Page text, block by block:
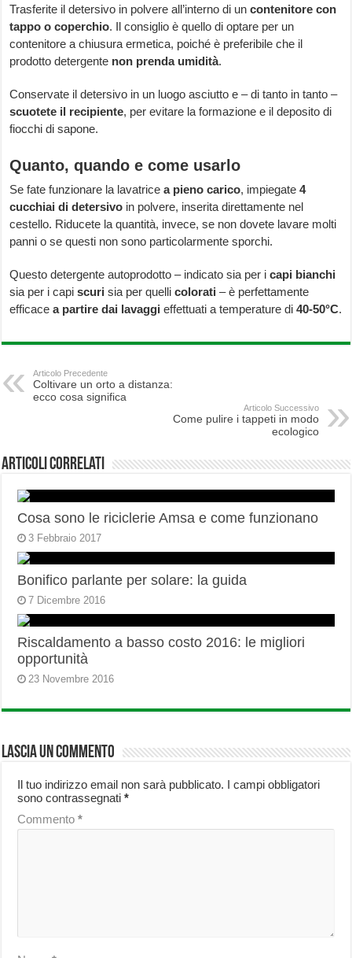
Trasferite il detersivo in polvere all’interno di uncontenitore con
tappo o coperchio. Il consiglio è quello di optare per un
contenitore a chiusura ermetica, poiché è preferibile che il
prodotto detergente non prenda umidità.
Conservate il detersivo in un luogo asciutto e – di tanto in tanto –
scuotete il recipiente, per evitare la formazione e il deposito di
fiocchi di sapone.
Quanto, quando e come usarlo
Se fate funzionare la lavatrice a pieno carico, impiegate4
cucchiai di detersivo in polvere, inserita direttamente nel
cestello. Riducete la quantità, invece, se non dovete lavare molti
panni o se questi non sono particolarmente sporchi.
Questo detergente autoprodotto – indicato sia per icapi bianchi
sia per i capiscuri sia per quelli colorati – è perfettamente
efficace a partire dai lavaggi effettuati a temperature di 40-50°C.
Articolo Precedente
Coltivare un orto a distanza:
ecco cosa significa
Articolo Successivo
Come pulire i tappeti in modo
ecologico
Articoli correlati
Cosa sono le riciclerie Amsa e come funzionano
3 Febbraio 2017
Bonifico parlante per solare: la guida
7 Dicembre 2016
Riscaldamento a basso costo 2016: le migliori
opportunità
23 Novembre 2016
Lascia un commento
Il tuo indirizzo email non sarà pubblicato. I campi obbligatori
sono contrassegnati*
Commento*